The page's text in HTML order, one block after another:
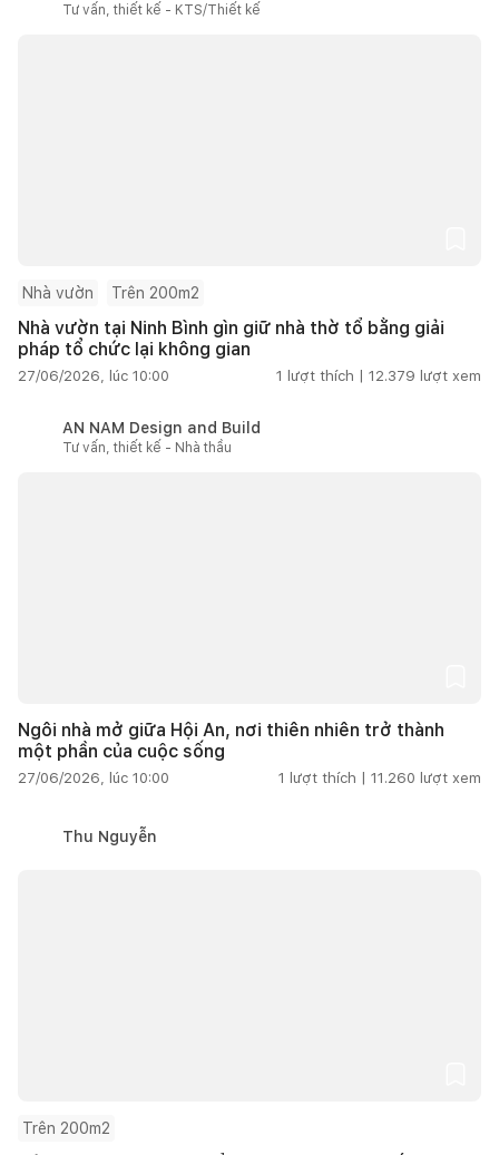
Tư vấn, thiết kế - KTS/Thiết kế
Nhà vườn Trên 200m2
Nhà vườn tại Ninh Bình gìn giữ nhà thờ tổ bằng giải
pháp tổ chức lại không gian
27/06/2026, lúc 10:00 1 lượt thích | 12.379 lượt xem
AN NAM Design and Build
Tư vấn, thiết kế - Nhà thầu
Ngôi nhà mở giữa Hội An, nơi thiên nhiên trở thành
một phần của cuộc sống
27/06/2026, lúc 10:00 1 lượt thích | 11.260 lượt xem
Thu Nguyễn
Trên 200m2